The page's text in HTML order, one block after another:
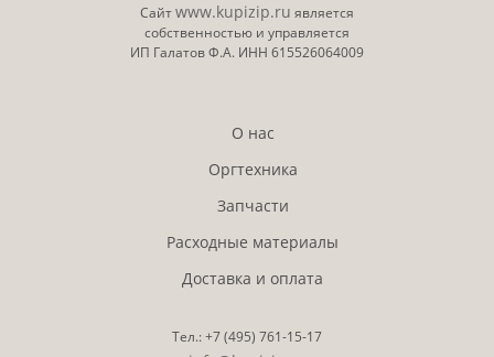
Сайтwww.kupizip.ru является
собственностью и управляется
ИП Галатов Ф.А. ИНН 615526064009
О нас
Оргтехника
Запчасти
Расходные материалы
Доставка и оплата
Тел.:+7 (495) 761-15-17